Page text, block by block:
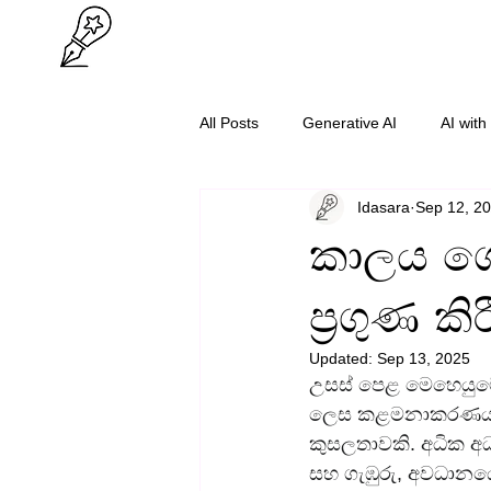
All Posts Generative AI AI with
O/L Success Cybersecurity
කාලය
ප්‍රගුණ
Idasara Sep 12,
Updated: Sep 13, 2025
උසස් පෙළ
ලෙස
කුසලතාවකි. අධික
සහ ගැඹුරු,